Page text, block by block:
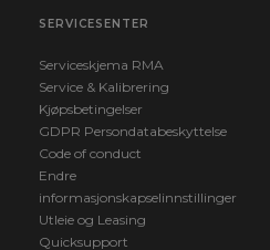
SERVICESENTER
Serviceskjema RMA
Service & Kalibrering
Kjøpsbetingelser
GDPR Persondatabeskyttelse
Code of conduct
Endre
informasjonskapselinnstillinger
Utleie og Leasing
Quicksupport